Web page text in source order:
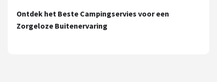
NOMAD
Ontdek het Beste Campingservies voor een
Zorgeloze Buitenervaring